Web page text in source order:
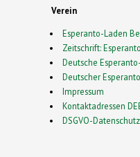
Verein
Esperanto-Laden
Zeitschrift:
Deutsche
Deutscher
Impressum
Kontaktadressen
DSGVO-